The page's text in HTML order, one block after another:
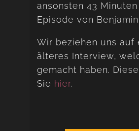
ansonsten 43
Episode von Benjamin.
Wir beziehen uns auf
älteres Interview,
gemacht haben.
Sie hier.